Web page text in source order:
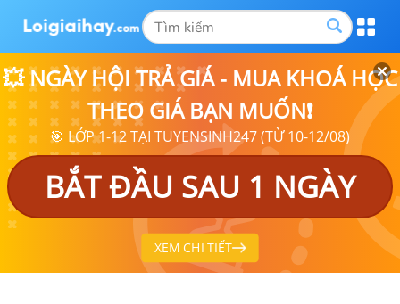
💥 NGÀY HỘI TRẢ GIÁ - MUA KHOÁ HỌC
THEO GIÁ BẠN MUỐN❗
🎯 LỚP 1-12 TẠI TUYENSINH247 (TỪ 10-12/08)
BẮT ĐẦU SAU 1 NGÀY
XEM CHI TIẾT